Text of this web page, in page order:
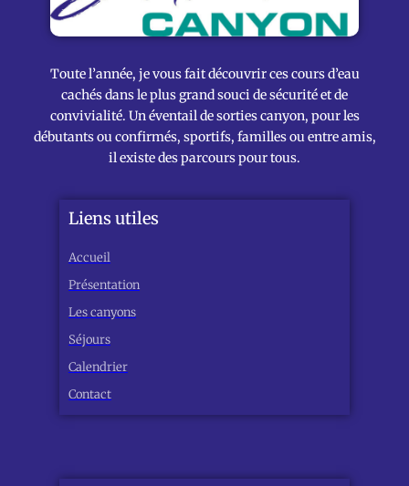
Toute l’année, je vous fait découvrir ces cours d’eau
cachés dans le plus grand souci de sécurité et de
convivialité. Un éventail de sorties canyon, pour les
débutants ou confirmés, sportifs, familles ou entre amis,
il existe des parcours pour tous.
Liens utiles
Accueil
Présentation
Les canyons
Séjours
Calendrier
Contact